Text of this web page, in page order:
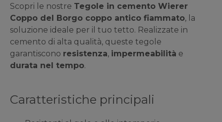
Scopri le nostre Tegole in cemento Wierer
Coppo del Borgo coppo antico fiammato, la
soluzione ideale per il tuo tetto. Realizzate in
cemento di alta qualità, queste tegole
garantiscono resistenza, impermeabilità e
durata nel tempo.
Caratteristiche principali